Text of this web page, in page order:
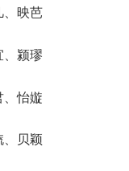
、映芭
、颍璆
、怡嫙
、贝颖